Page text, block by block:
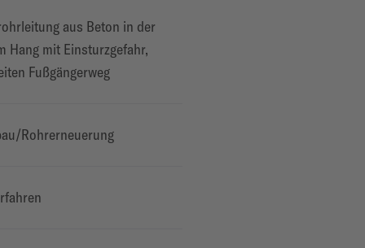
aus Beton in der
Hang mit Einsturzgefahr,
Fußgängerweg
Rohrerneuerung